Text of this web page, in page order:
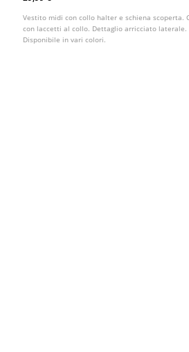
Vestito midi con collo halter e schiena scoperta.
con laccetti al collo. Dettaglio arricciato laterale.
Disponibile in vari colori.